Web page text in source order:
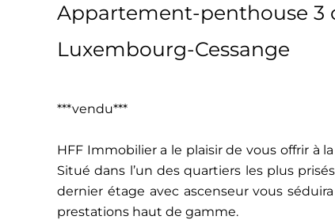
Appartement-penthouse 3
Luxembourg-Cessange
***vendu***
HFF Immobilier a le plaisir de vous offrir à
Situé dans l’un des quartiers les plus
dernier étage avec ascenseur vous
prestations haut de gamme.